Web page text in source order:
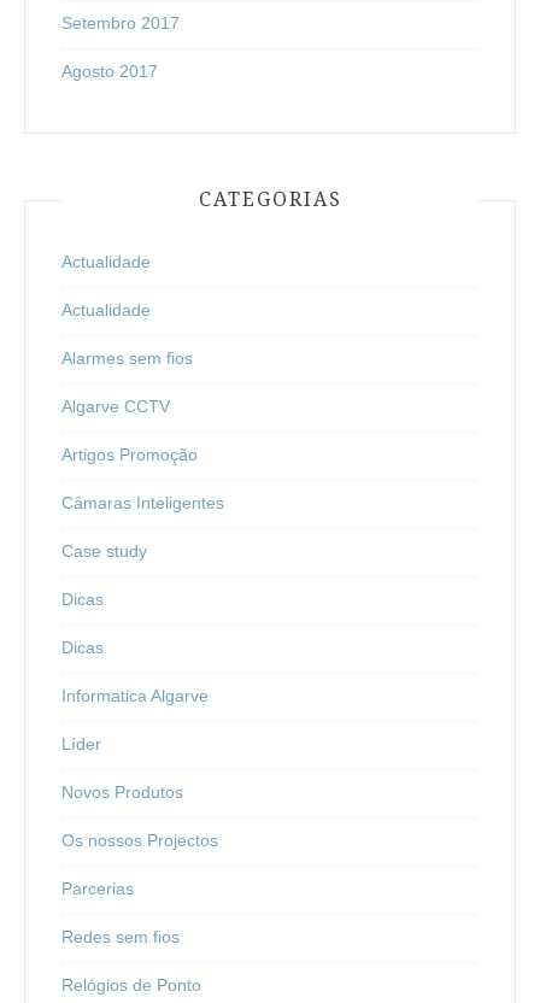
Setembro 2017
Agosto 2017
CATEGORIAS
Actualidade
Actualidade
Alarmes sem fios
Algarve CCTV
Artigos Promoção
Câmaras Inteligentes
Case study
Dicas
Dicas
Informatica Algarve
Líder
Novos Produtos
Os nossos Projectos
Parcerias
Redes sem fios
Relógios de Ponto